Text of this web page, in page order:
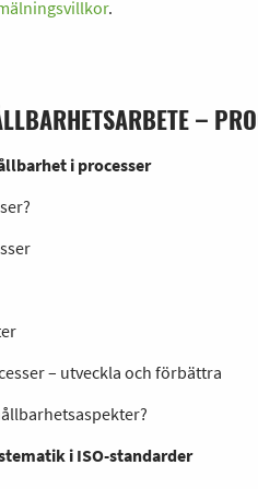
.
–
i processer
– utveckla och förbättra
i ISO-standarder